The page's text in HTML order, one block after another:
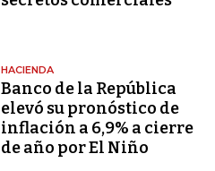
HACIENDA
Banco de la República
elevó su pronóstico de
inflación a 6,9% a cierre
de año por El Niño